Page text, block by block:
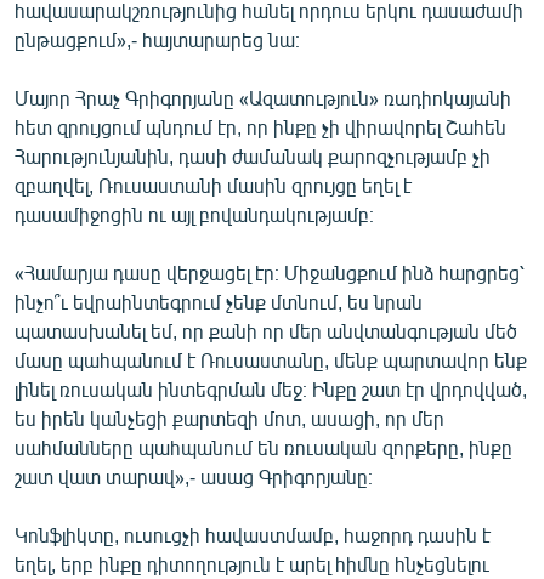
հավասարակշռությունից հանել որդուս երկու դասաժամի
ընթացքում»,- հայտարարեց նա։
Մայոր Հրաչ Գրիգորյանը «Ազատություն» ռադիոկայանի
հետ զրույցում պնդում էր, որ ինքը չի վիրավորել Շահեն
Հարությունյանին, դասի ժամանակ քարոզչությամբ չի
զբաղվել, Ռուսաստանի մասին զրույցը եղել է
դասամիջոցին ու այլ բովանդակությամբ։
«Համարյա դասը վերջացել էր։ Միջանցքում ինձ հարցրեց՝
ինչո՞ւ եվրաինտեգրում չենք մտնում, ես նրան
պատասխանել եմ, որ քանի որ մեր անվտանգության մեծ
մասը պահպանում է Ռուսաստանը, մենք պարտավոր ենք
լինել ռուսական ինտեգրման մեջ։ Ինքը շատ էր վրդովված,
ես իրեն կանչեցի քարտեզի մոտ, ասացի, որ մեր
սահմանները պահպանում են ռուսական զորքերը, ինքը
շատ վատ տարավ»,- ասաց Գրիգորյանը։
Կոնֆլիկտը, ուսուցչի հավաստմամբ, հաջորդ դասին է
եղել, երբ ինքը դիտողություն է արել հիմնը հնչեցնելու